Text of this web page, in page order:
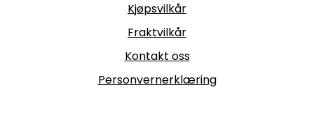
Kjøpsvilkår
Fraktvilkår
Kontakt oss
Personvernerklæring